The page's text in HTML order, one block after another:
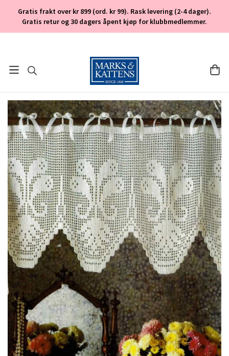
Gratis frakt over kr 899 (ord. kr 99). Rask levering (2-4 dager).
Gratis retur og 30 dagers åpent kjøp for klubbmedlemmer.